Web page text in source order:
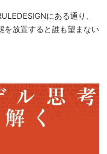
にある通り、
を放置すると誰も望まない